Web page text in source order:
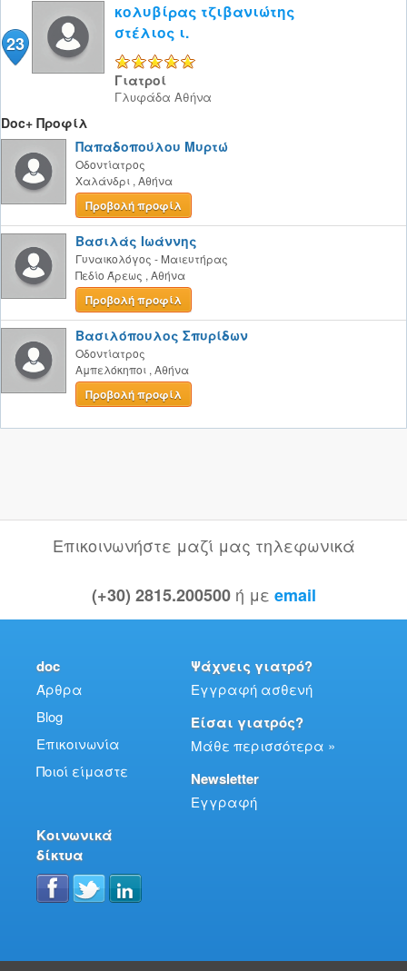
23
κολυβίρας τζιβανιώτης
στέλιος ι.
Γιατροί
Γλυφάδα Αθήνα
Doc+ Προφίλ
Παπαδοπούλου Μυρτώ
Οδοντίατρος
Χαλάνδρι , Αθήνα
Προβολή προφίλ
Βασιλάς Ιωάννης
Γυναικολόγος - Μαιευτήρας
Πεδίο Άρεως , Αθήνα
Προβολή προφίλ
Βασιλόπουλος Σπυρίδων
Οδοντίατρος
Αμπελόκηποι , Αθήνα
Προβολή προφίλ
Επικοινωνήστε μαζί μας τηλεφωνικά
(+30) 2815.200500 ή με email
doc
Άρθρα
Blog
Επικοινωνία
Ποιοί είμαστε
Ψάχνεις γιατρό?
Εγγραφή ασθενή
Είσαι γιατρός?
Μάθε περισσότερα »
Newsletter
Εγγραφή
Κοινωνικά
δίκτυα